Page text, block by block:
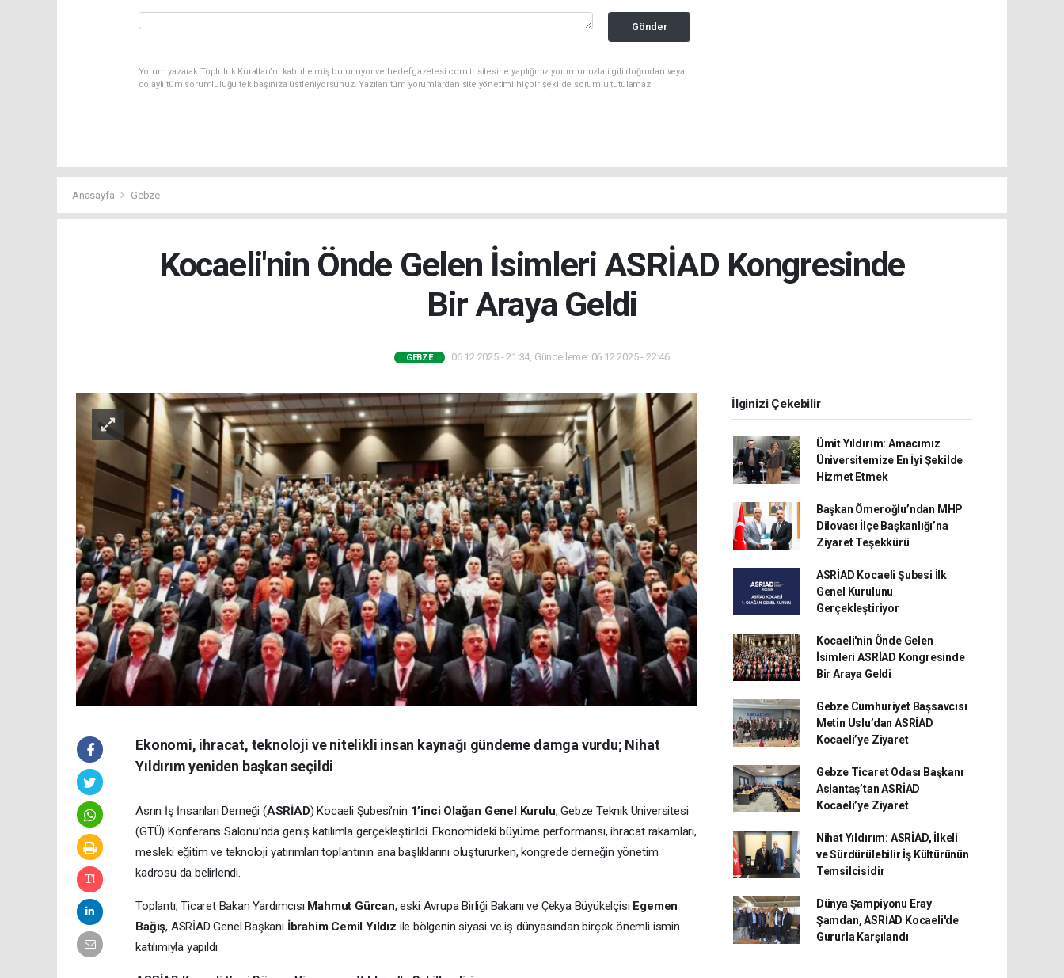
Gönder
Yorum yazarak Topluluk Kuralları’nı kabul etmiş bulunuyor ve hedefgazetesi.com.tr sitesine yaptığınız yorumunuzla ilgili doğrudan veya
dolaylı tüm sorumluluğu tek başınıza üstleniyorsunuz. Yazılan tüm yorumlardan site yönetimi hiçbir şekilde sorumlu tutulamaz.
Anasayfa Gebze
Kocaeli'nin Önde Gelen İsimleri ASRİAD Kongresinde
Bir Araya Geldi
GEBZE 06.12.2025 - 21:34, Güncelleme: 06.12.2025 - 22:46
Ekonomi, ihracat, teknoloji ve nitelikli insan kaynağı gündeme damga vurdu; Nihat
Yıldırım yeniden başkan seçildi
Asrın İş İnsanları Derneği (ASRİAD) Kocaeli Şubesi’nin 1’inci Olağan Genel Kurulu, Gebze Teknik Üniversitesi
(GTÜ) Konferans Salonu’nda geniş katılımla gerçekleştirildi. Ekonomideki büyüme performansı, ihracat rakamları,
mesleki eğitim ve teknoloji yatırımları toplantının ana başlıklarını oluştururken, kongrede derneğin yönetim
kadrosu da belirlendi.
Toplantı, Ticaret Bakan Yardımcısı Mahmut Gürcan, eski Avrupa Birliği Bakanı ve Çekya Büyükelçisi Egemen
Bağış, ASRİAD Genel Başkanı İbrahim Cemil Yıldız ile bölgenin siyasi ve iş dünyasından birçok önemli ismin
katılımıyla yapıldı.
İlginizi Çekebilir
Ümit Yıldırım: Amacımız
Üniversitemize En İyi Şekilde
Hizmet Etmek
Başkan Ömeroğlu’ndan MHP
Dilovası İlçe Başkanlığı’na
Ziyaret Teşekkürü
ASRİAD Kocaeli Şubesi İlk
Genel Kurulunu
Gerçekleştiriyor
Kocaeli'nin Önde Gelen
İsimleri ASRİAD Kongresinde
Bir Araya Geldi
Gebze Cumhuriyet Başsavcısı
Metin Uslu’dan ASRİAD
Kocaeli’ye Ziyaret
Gebze Ticaret Odası Başkanı
Aslantaş’tan ASRİAD
Kocaeli’ye Ziyaret
Nihat Yıldırım: ASRİAD, İlkeli
ve Sürdürülebilir İş Kültürünün
Temsilcisidir
Dünya Şampiyonu Eray
Şamdan, ASRİAD Kocaeli'de
Gururla Karşılandı